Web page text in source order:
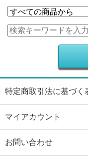
特定商取引法に基づく
マイアカウント
お問い合わせ